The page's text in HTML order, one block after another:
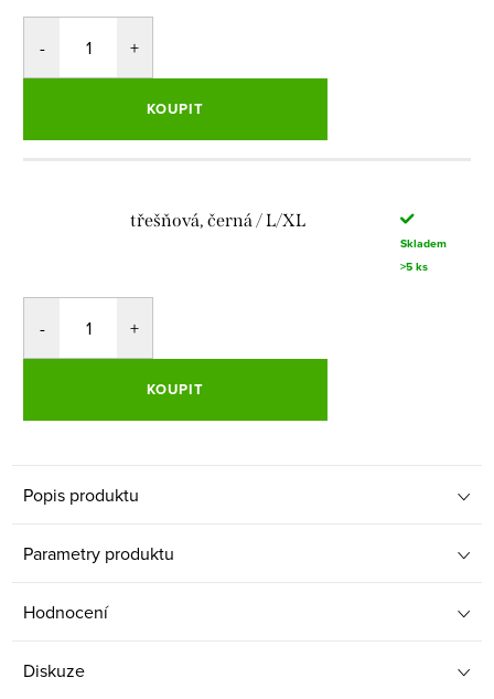
KOUPIT
třešňová, černá / L/XL
Skladem
>5 ks
KOUPIT
Popis produktu
Parametry produktu
Hodnocení
Diskuze